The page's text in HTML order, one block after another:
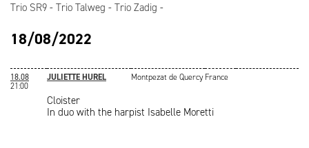
Trio SR9
Trio Talweg Trio Zadig
18/08/2022
18.08
21:00
JULIETTE HUREL Montpezat de QuercyFrance
Cloister
In duo with the harpist Isabelle Moretti